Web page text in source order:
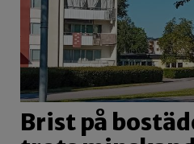
Brist på